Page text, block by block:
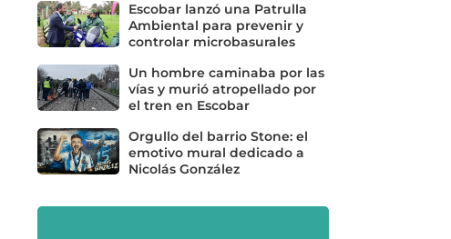
Escobar lanzó una Patrulla
Ambiental para prevenir y
controlar microbasurales
Un hombre caminaba por las
vías y murió atropellado por
el tren en Escobar
Orgullo del barrio Stone: el
emotivo mural dedicado a
Nicolás González